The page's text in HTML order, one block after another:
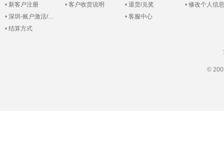
• 新客户注册
• 深圳-账户激活/登录
• 结算方式
• 客户收货说明
• 退货/兑奖
• 客服中心
• 修改个人信息
©